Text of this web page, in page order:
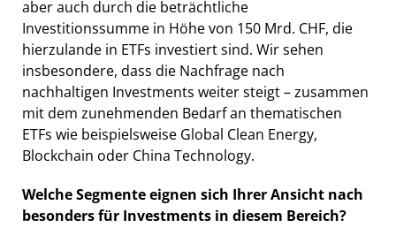
aber auch durch die beträchtliche
Investitionssumme in Höhe von 150 Mrd. CHF, die
hierzulande in ETFs investiert sind. Wir sehen
insbesondere, dass die Nachfrage nach
nachhaltigen Investments weiter steigt – zusammen
mit dem zunehmenden Bedarf an thematischen
ETFs wie beispielsweise Global Clean Energy,
Blockchain oder China Technology.
Welche Segmente eignen sich Ihrer Ansicht nach
besonders für Investments in diesem Bereich?